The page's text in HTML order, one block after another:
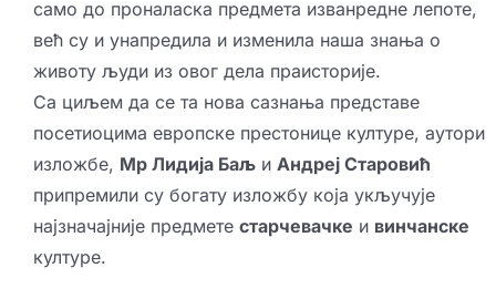
само до проналаска предмета изванредне лепоте,
већ су и унапредила и изменила наша знања о
животу људи из овог дела праисторије.
Са циљем да се та нова сазнања представе
посетиоцима европске престонице културе, аутори
изложбе, Мр Лидија Баљи Андреј Старовић
припремили су богату изложбу која укључује
најзначајније предмете старчевачке и винчанске
културе.